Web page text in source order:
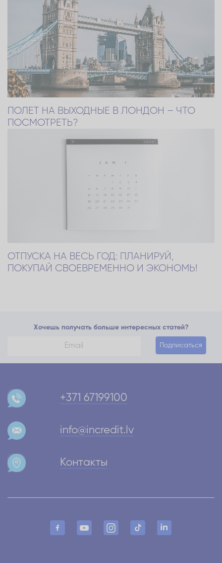
ПОЛЕТ НА ВЫХОДНЫЕ В ЛОНДОН – ЧТО
ПОСМОТРЕТЬ?
ОТПУСКА НА ВЕСЬ ГОД: ПЛАНИРУЙ,
ПОКУПАЙ СВОЕВРЕМЕННО И ЭКОНОМЬ!
Хочешь получать больше интересных статей?
Подписаться
+371 67199100
info@incredit.lv
Контакты